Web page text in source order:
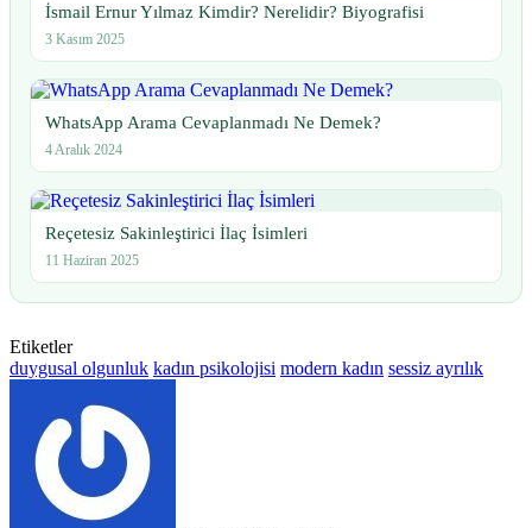
İsmail Ernur Yılmaz Kimdir? Nerelidir? Biyografisi
3 Kasım 2025
WhatsApp Arama Cevaplanmadı Ne Demek?
4 Aralık 2024
Reçetesiz Sakinleştirici İlaç İsimleri
11 Haziran 2025
Etiketler
duygusal olgunluk kadın psikolojisi modern kadın sessiz ayrılık